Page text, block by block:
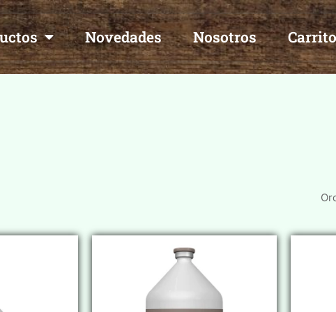
Novedades Nosotros